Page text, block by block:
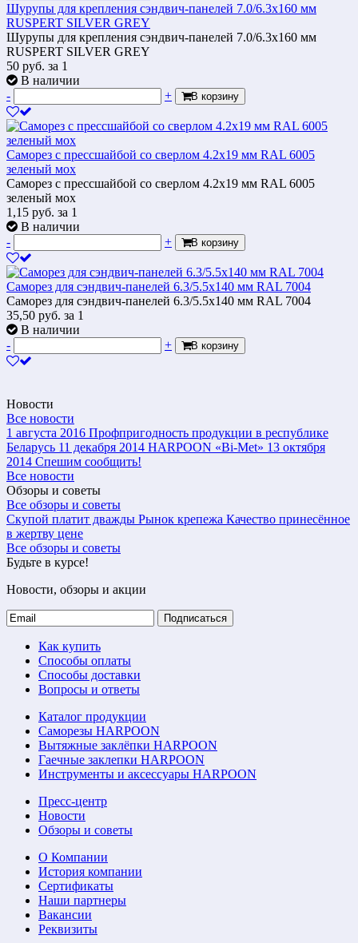
Шурупы для крепления сэндвич-панелей 7.0/6.3x160 мм
RUSPERT SILVER GREY
Шурупы для крепления сэндвич-панелей 7.0/6.3x160 мм
RUSPERT SILVER GREY
50 руб. за 1
В наличии
-
+ В корзину
Саморез с прессшайбой со сверлом 4.2x19 мм RAL 6005
зеленый мох
Саморез с прессшайбой со сверлом 4.2x19 мм RAL 6005
зеленый мох
1,15 руб. за 1
В наличии
-
+ В корзину
Саморез для сэндвич-панелей 6.3/5.5х140 мм RAL 7004
Саморез для сэндвич-панелей 6.3/5.5х140 мм RAL 7004
35,50 руб. за 1
В наличии
-
+ В корзину
Новости
Все новости
1 августа 2016 Профпригодность продукции в республике
Беларусь 11 декабря 2014 HARPOON «Bi-Met» 13 октября
2014 Спешим сообщить!
Все новости
Обзоры и советы
Все обзоры и советы
Скупой платит дважды Рынок крепежа Качество принесённое
в жертву цене
Все обзоры и советы
Будьте в курсе!
Новости, обзоры и акции
Подписаться
Как купить
Способы оплаты
Способы доставки
Вопросы и ответы
Каталог продукции
Саморезы HARPOON
Вытяжные заклёпки HARPOON
Гаечные заклепки HARPOON
Инструменты и аксессуары HARPOON
Пресс-центр
Новости
Обзоры и советы
О Компании
История компании
Сертификаты
Наши партнеры
Вакансии
Реквизиты